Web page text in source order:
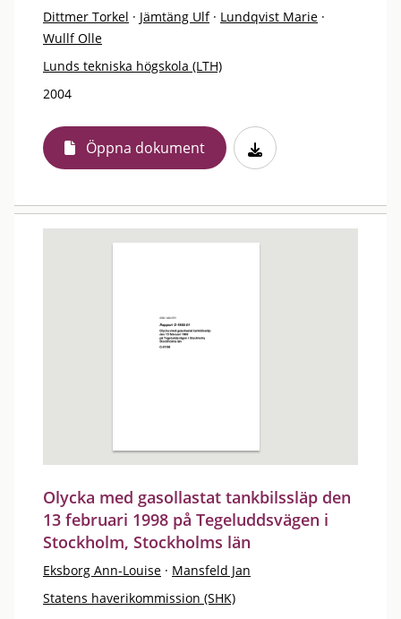
Dittmer Torkel · Jämtäng Ulf · Lundqvist Marie ·
Wullf Olle
Lunds tekniska högskola (LTH)
2004
Öppna dokument
Olycka med gasollastat tankbilssläp den
13 februari 1998 på Tegeluddsvägen i
Stockholm, Stockholms län
Eksborg Ann-Louise · Mansfeld Jan
Statens haverikommission (SHK)